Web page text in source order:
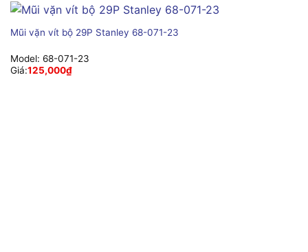
Mũi vặn vít bộ 29P Stanley 68-071-23
Model: 68-071-23
Giá:125,000₫